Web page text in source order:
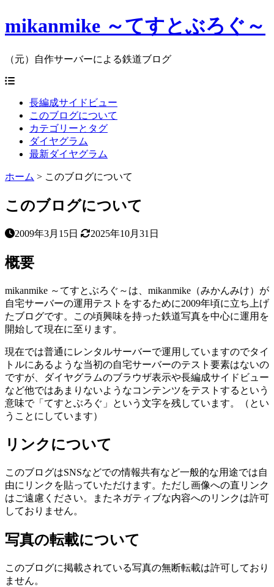
mikanmike ～てすとぶろぐ～
（元）自作サーバーによる鉄道ブログ
長編成サイドビュー
このブログについて
カテゴリーとタグ
ダイヤグラム
最新ダイヤグラム
ホーム > このブログについて
このブログについて
2009年3月15日 2025年10月31日
概要
mikanmike ～てすとぶろぐ～は、mikanmike（みかんみけ）が
自宅サーバーの運用テストをするために2009年頃に立ち上げ
たブログです。この頃興味を持った鉄道写真を中心に運用を
開始して現在に至ります。
現在では普通にレンタルサーバーで運用していますのでタイ
トルにあるような当初の自宅サーバーのテスト要素はないの
ですが、ダイヤグラムのブラウザ表示や長編成サイドビュー
など他ではあまりないようなコンテンツをテストするという
意味で「てすとぶろぐ」という文字を残しています。（とい
うことにしています）
リンクについて
このブログはSNSなどでの情報共有など一般的な用途では自
由にリンクを貼っていただけます。ただし画像への直リンク
はご遠慮ください。またネガティブな内容へのリンクは許可
しておりません。
写真の転載について
このブログに掲載されている写真の無断転載は許可しており
ません。